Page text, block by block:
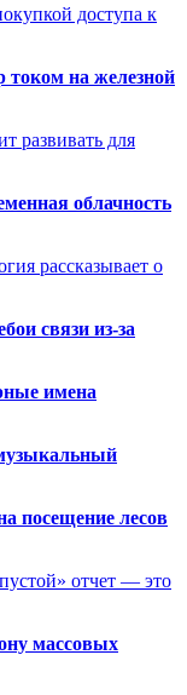
доступа к
током на железной
развивать для
облачность
рассказывает о
связи из-за
имена
посещение лесов
отчет — это
массовых